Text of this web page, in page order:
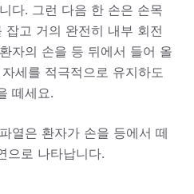
다. 그런 다음 한 손은 손목
고 거의 완전히 내부 회전
자의 손을 등 뒤에서 들어 올
세를 적극적으로 유지하도
떼세요.
열은 환자가 손을 등에서 떼
으로 나타납니다.